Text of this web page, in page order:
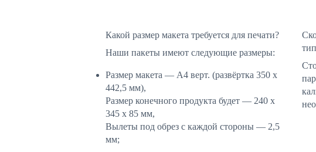
Какой размер макета требуется для печати?
Наши пакеты имеют следующие размеры:
Размер макета — А4 верт. (развёртка 350 х
442,5 мм),
Размер конечного продукта будет — 240 х
345 х 85 мм,
Вылеты под обрез с каждой стороны — 2,5
мм;